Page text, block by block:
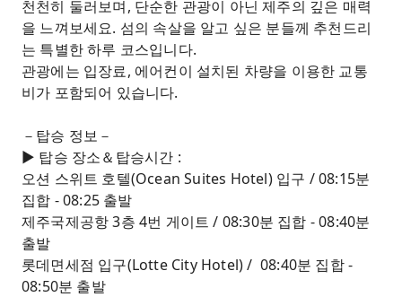
천천히 둘러보며, 단순한 관광이 아닌 제주의 깊은 매력
을 느껴보세요. 섬의 속살을 알고 싶은 분들께 추천드리
는 특별한 하루 코스입니다.
관광에는 입장료, 에어컨이 설치된 차량을 이용한 교통
비가 포함되어 있습니다.
－탑승 정보－
▶ 탑승 장소＆탑승시간 :
오션 스위트 호텔(Ocean Suites Hotel) 입구 / 08:15분
집합 - 08:25 출발
제주국제공항 3층 4번 게이트 / 08:30분 집합 - 08:40분
출발
롯데면세점 입구(Lotte City Hotel) / 08:40분 집합 -
08:50분 출발